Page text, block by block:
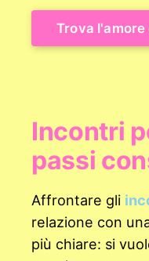
Trova l'amore
Incontri
passi
Affrontare gli
relazione con
più chiare: si